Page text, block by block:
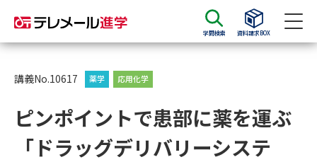
学問検索 資料請求BOX
資料請求
大学・短大の資料種類から請求
講義No.10617 薬学 応用化学
ピンポイントで患部に薬を運ぶ
「ドラッグデリバリーシステ